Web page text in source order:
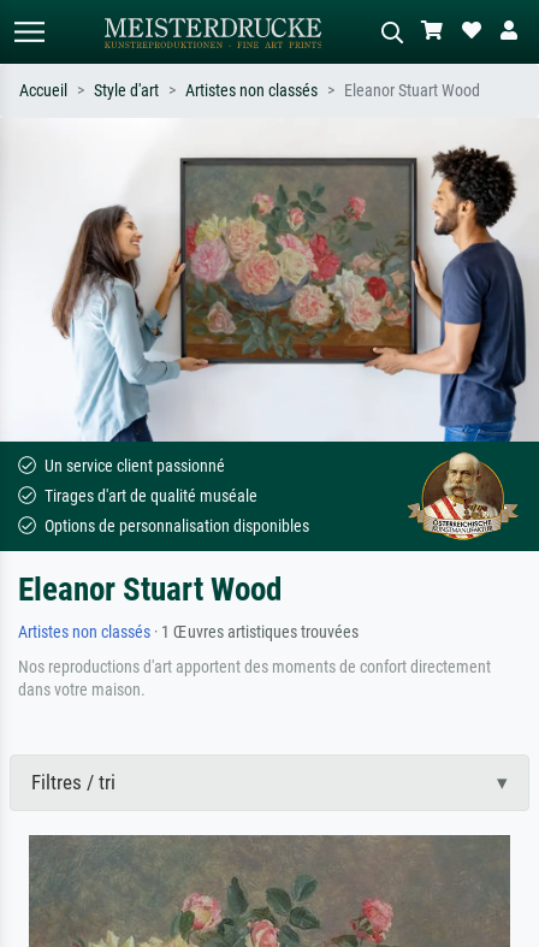
ex. Monet, Nuit étoilée,
impressionnisme, vague de Hokusai,
nu.
Décrivez la scène – ex. prairie verte,
abstrait avec beaucoup de rouge,
tableau sombre, nu debout près d'un
arbre.
Accueil Style d'art Artistes non classés Eleanor Stuart Wood
Un service client passionné
Tirages d'art de qualité muséale
Options de personnalisation disponibles
Eleanor Stuart Wood
Artistes non classés · 1 Œuvres artistiques trouvées
Nos reproductions d'art apportent des moments de confort directement
dans votre maison.
Filtres / tri